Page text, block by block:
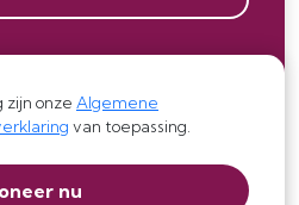
zijn onze Algemene
van toepassing.
nu